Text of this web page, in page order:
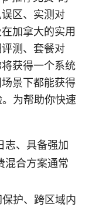
区、实测对
加拿大的实用
测、套餐对
获得一个系统
景下都能获得
为帮助你快速
志、具备强加
混合方案通常
护、跨区域内